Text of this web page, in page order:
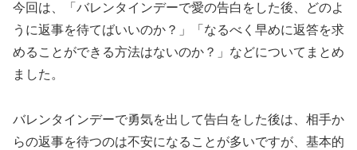
今回は、「バレンタインデーで愛の告白をした後、どのよ
うに返事を待てばいいのか？」「なるべく早めに返答を求
めることができる方法はないのか？」などについてまとめ
ました。
バレンタインデーで勇気を出して告白をした後は、相手か
らの返事を待つのは不安になることが多いですが、基本的